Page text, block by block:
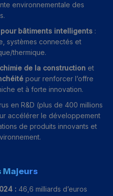
environnementale des
bâtiments intelligents :
systèmes connectés et
thermique.
chimie de la construction et
pour renforcer l’offre
et à forte innovation.
en R&D (plus de 400 millions
accélérer le développement
de produits innovants et
Majeurs
: 46,6 milliards d’euros